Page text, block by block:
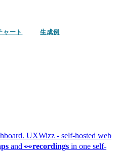
ャート 生成例
UXWizz - self-hosted web
and 👀recordings in one self-